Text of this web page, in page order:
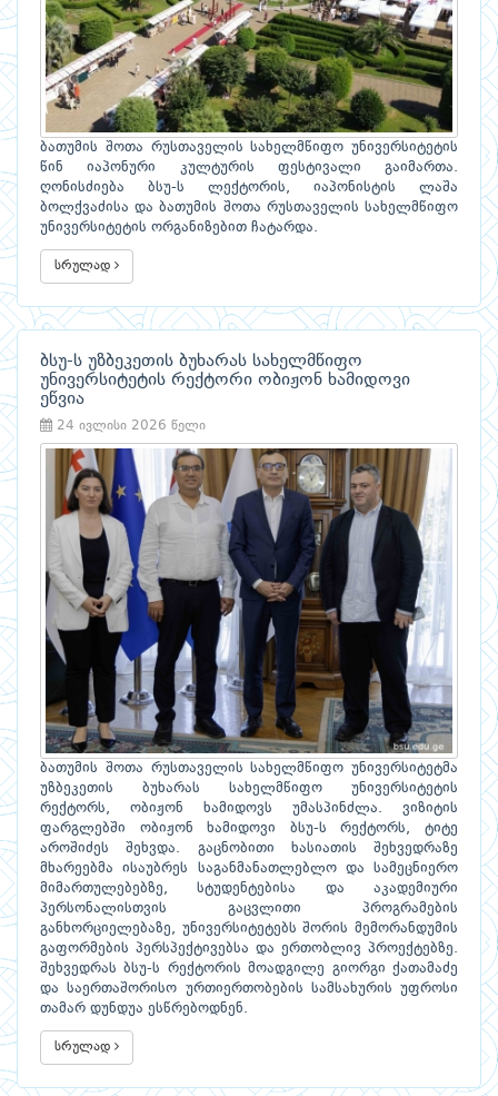
ბათუმის შოთა რუსთაველის სახელმწიფო უნივერსიტეტის
წინ იაპონური კულტურის ფესტივალი გაიმართა.
ღონისძიება ბსუ-ს ლექტორის, იაპონისტის ლაშა
ბოლქვაძისა და ბათუმის შოთა რუსთაველის სახელმწიფო
უნივერსიტეტის ორგანიზებით ჩატარდა.
სრულად
ბსუ-ს უზბეკეთის ბუხარას სახელმწიფო
უნივერსიტეტის რექტორი ობიჟონ ხამიდოვი
ეწვია
24 ივლისი 2026 წელი
ბათუმის შოთა რუსთაველის სახელმწიფო უნივერსიტეტმა
უზბეკეთის ბუხარას სახელმწიფო უნივერსიტეტის
რექტორს, ობიჟონ ხამიდოვს უმასპინძლა. ვიზიტის
ფარგლებში ობიჟონ ხამიდოვი ბსუ-ს რექტორს, ტიტე
აროშიძეს შეხვდა. გაცნობითი ხასიათის შეხვედრაზე
მხარეებმა ისაუბრეს საგანმანათლებლო და სამეცნიერო
მიმართულებებზე, სტუდენტებისა და აკადემიური
პერსონალისთვის გაცვლითი პროგრამების
განხორციელებაზე, უნივერსიტეტებს შორის მემორანდუმის
გაფორმების პერსპექტივებსა და ერთობლივ პროექტებზე.
შეხვედრას ბსუ-ს რექტორის მოადგილე გიორგი ქათამაძე
და საერთაშორისო ურთიერთობების სამსახურის უფროსი
თამარ დუნდუა ესწრებოდნენ.
სრულად